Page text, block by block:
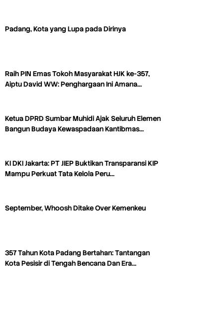
Padang, Kota yang Lupa pada Dirinya
Raih PIN Emas Tokoh Masyarakat HJK ke-357,
Aiptu David WW: Penghargaan Ini Amana…
Ketua DPRD Sumbar Muhidi Ajak Seluruh Elemen
Bangun Budaya Kewaspadaan Kantibmas…
KI DKI Jakarta: PT JIEP Buktikan Transparansi KIP
Mampu Perkuat Tata Kelola Peru…
September, Whoosh Ditake Over Kemenkeu
357 Tahun Kota Padang Bertahan: Tantangan
Kota Pesisir di Tengah Bencana Dan Era…